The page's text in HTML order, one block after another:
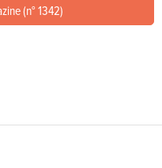
(n° 1342)